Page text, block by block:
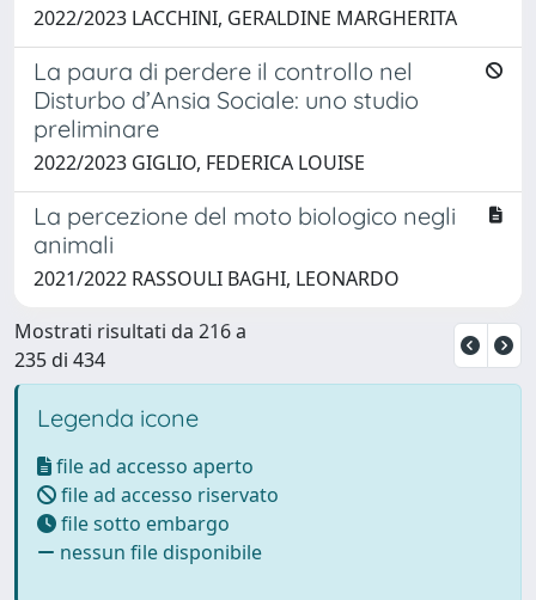
2022/2023 LACCHINI, GERALDINE MARGHERITA
La paura di perdere il controllo nel
Disturbo d’Ansia Sociale: uno studio
preliminare
2022/2023 GIGLIO, FEDERICA LOUISE
La percezione del moto biologico negli
animali
2021/2022 RASSOULI BAGHI, LEONARDO
Mostrati risultati da 216 a
235 di 434
Legenda icone
file ad accesso aperto
file ad accesso riservato
file sotto embargo
nessun file disponibile